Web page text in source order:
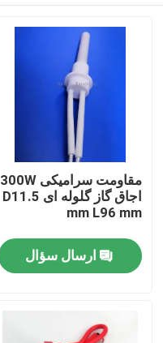
محصولات
مقاومت سرامیکی 300W
اجاق گاز گلوله ای D11.5
mm L96 mm
ارسال سؤال